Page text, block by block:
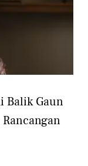
Balik Gaun